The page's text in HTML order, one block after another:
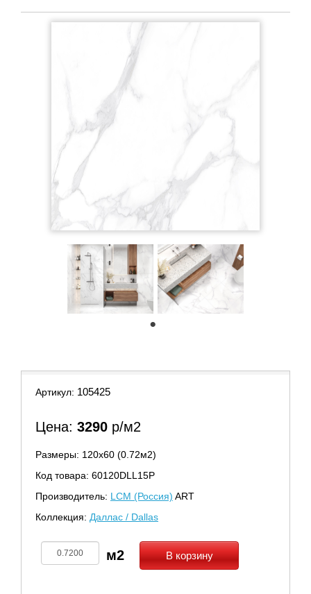
Артикул: 105425
Цена: 3290 р/м2
Размеры: 120х60 (0.72м2)
Код товара: 60120DLL15P
Производитель: LCM (Россия) ART
Коллекция: Даллас / Dallas
В корзину